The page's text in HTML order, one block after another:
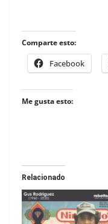
Comparte esto:
Facebook
Me gusta esto:
Relacionado